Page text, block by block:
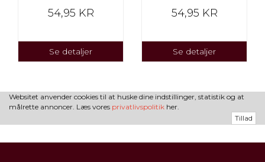
54,95 KR
Se detaljer
54,95 KR
Se detaljer
Websitet anvender cookies til at huske dine indstillinger, statistik og at
målrette annoncer. Læs vores privatlivspolitik her.
Tillad